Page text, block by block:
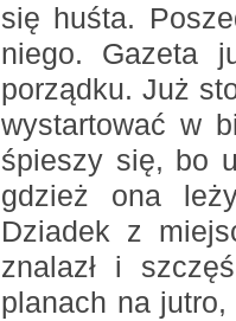
się huśta.
niego. Gazeta
porządku. Już
wystartować w
śpieszy się, bo
gdzież ona
Dziadek z
znalazł i
planach na